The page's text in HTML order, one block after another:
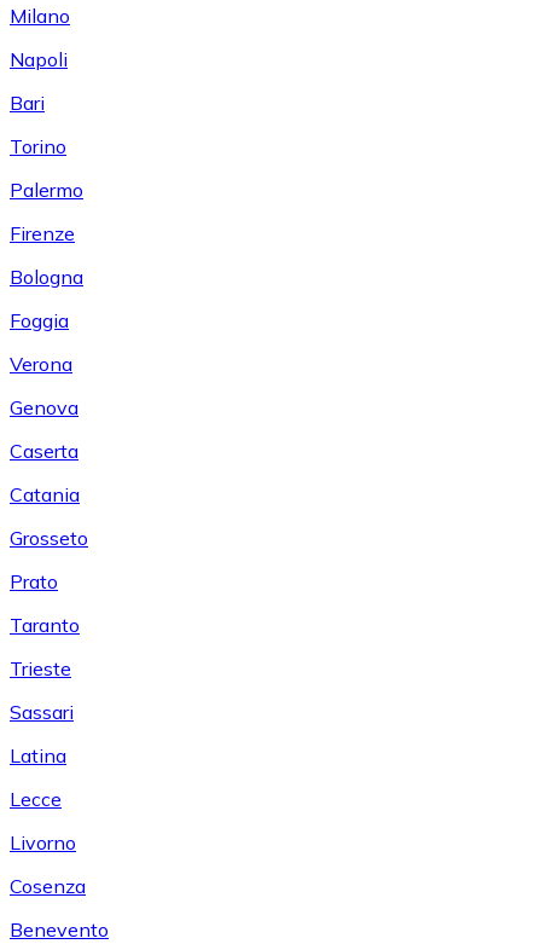
Milano
Napoli
Bari
Torino
Palermo
Firenze
Bologna
Foggia
Verona
Genova
Caserta
Catania
Grosseto
Prato
Taranto
Trieste
Sassari
Latina
Lecce
Livorno
Cosenza
Benevento